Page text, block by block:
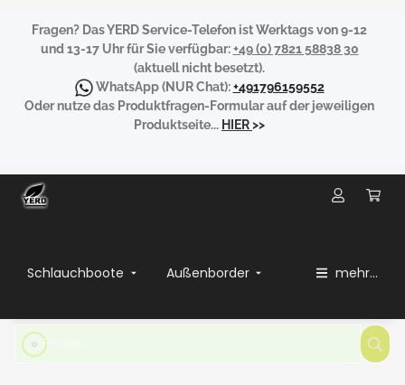
Fragen? Das YERD Service-Telefon ist Werktags von 9-12
und 13-17 Uhr für Sie verfügbar:+49 (0) 7821 58838 30
(aktuell nicht besetzt).
WhatsApp(NUR Chat):+491796159552
Oder nutze das Produktfragen-Formular auf der jeweiligen
Produktseite... HIER>>
Schlauchboote Außenborder mehr...